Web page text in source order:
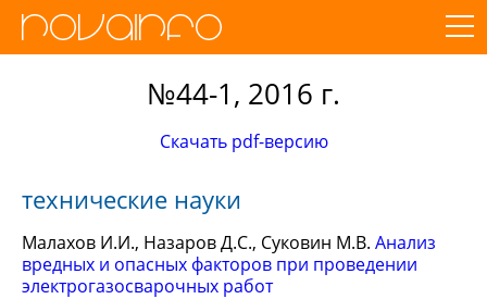
№44-1, 2016 г.
Скачать pdf-версию
технические науки
Малахов И.И., Назаров Д.С., Суковин М.В. Анализ
вредных и опасных факторов при проведении
электрогазосварочных работ